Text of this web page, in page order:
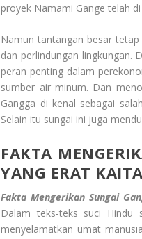
proyek Namami Gange telah
Namun tantangan besar
dan perlindungan lingkungan.
peran penting dalam
sumber air minum. Dan
Gangga di kenal sebagai
Selain itu sungai ini juga
FAKTA
YANG ERAT
Fakta Mengerikan Sungai
Dalam teks-teks suci Hindu
menyelamatkan umat